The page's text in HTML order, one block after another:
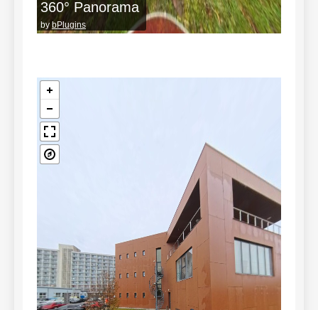
360° Panorama
by bPlugins